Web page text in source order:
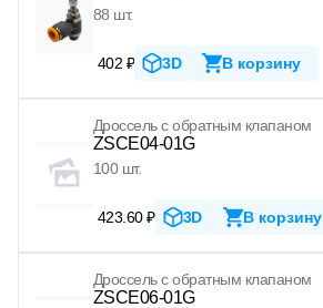
88 шт.
402 ₽ 3D В корзину
Дроссель с обратным клапаном
ZSCE04-01G
100 шт.
423.60 ₽ 3D В корзину
Дроссель с обратным клапаном
ZSCE06-01G